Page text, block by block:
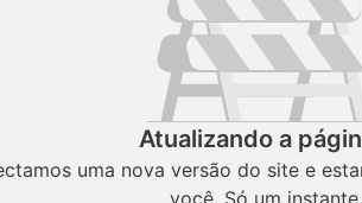
Atualizando a
uma nova versão do site e
você. Só um instante.